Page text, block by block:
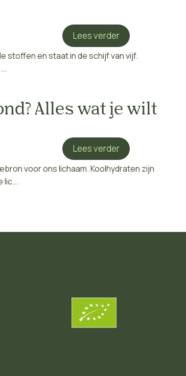
stoffen en staat in de schijf van vijf.
Lees verder
Alles wat je wilt
voor ons lichaam. Koolhydraten zijn
lic...
Lees verder